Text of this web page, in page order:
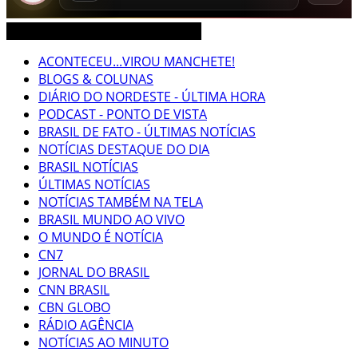
ACONTECEU...VIROU MANCHETE!
BLOGS & COLUNAS
DIÁRIO DO NORDESTE - ÚLTIMA HORA
PODCAST - PONTO DE VISTA
BRASIL DE FATO - ÚLTIMAS NOTÍCIAS
NOTÍCIAS DESTAQUE DO DIA
BRASIL NOTÍCIAS
ÚLTIMAS NOTÍCIAS
NOTÍCIAS TAMBÉM NA TELA
BRASIL MUNDO AO VIVO
O MUNDO É NOTÍCIA
CN7
JORNAL DO BRASIL
CNN BRASIL
CBN GLOBO
RÁDIO AGÊNCIA
NOTÍCIAS AO MINUTO